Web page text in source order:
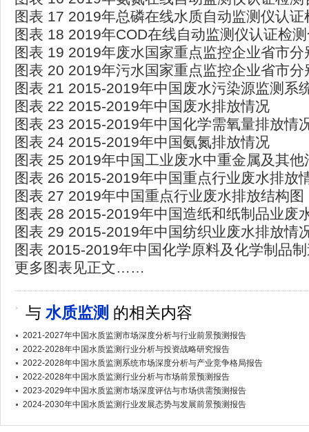
图表 17 2019年总磷在线水质自动监测仪认
图表 18 2019年COD在线自动监测仪认证检
图表 19 2019年废水国家重点监控企业省市分
图表 20 2019年污水国家重点监控企业省市分
图表 21 2015-2019年中国废水污染源监测系
图表 22 2015-2019年中国废水排放情况
图表 23 2015-2019年中国化学需氧量排放情
图表 24 2015-2019年中国氨氮排放情况
图表 25 2019年中国工业废水中重金属及其他
图表 26 2015-2019年中国重点行业废水排放
图表 27 2019年中国重点行业废水排放结构图
图表 28 2015-2019年中国造纸和纸制品业废
图表 29 2015-2019年中国纺织业废水排放情
图表 2015-2019年中国化学原料及化学制品
更多图表见正文……
与 水质监测 的相关内容
2021-2027年中国水质监测市场深度分析与行业前景预测报告
2022-2028年中国水质监测行业分析与投资战略研究报告
2022-2028年中国水质监测系统市场深度分析与产业竞争格局报告
2022-2028年中国水质监测行业分析与市场前景预测报告
2023-2029年中国水质监测市场深度评估与市场供需预测报告
2024-2030年中国水质监测行业发展态势与发展前景预测报告